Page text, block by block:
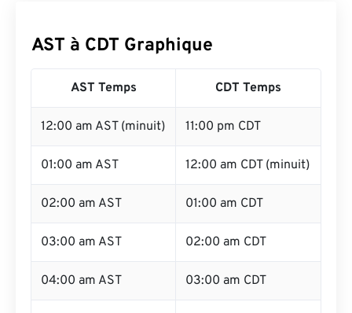
AST à CDT Graphique
AST Temps CDT Temps
12:00 am AST (minuit) 11:00 pm CDT
01:00 am AST 12:00 am CDT (minuit)
02:00 am AST 01:00 am CDT
03:00 am AST 02:00 am CDT
04:00 am AST 03:00 am CDT